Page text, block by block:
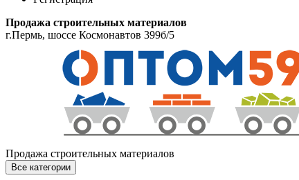
Продажа строительных материалов
г.Пермь, шоссе Космонавтов 399б/5
Продажа строительных материалов
Все категории